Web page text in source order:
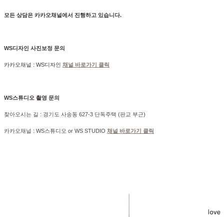
모든 상담은 카카오채널에서 진행하고 있습니다.
WS디자인 사진보정 문의
카카오채널 : WS디자인 채널 바로가기 클릭
WS스튜디오 촬영 문의
찾아오시는 길 : 경기도 사송동 627-3 단독주택 (판교 부근)
카카오채널 : WS스튜디오 or WS STUDIO 채널 바로가기 클릭